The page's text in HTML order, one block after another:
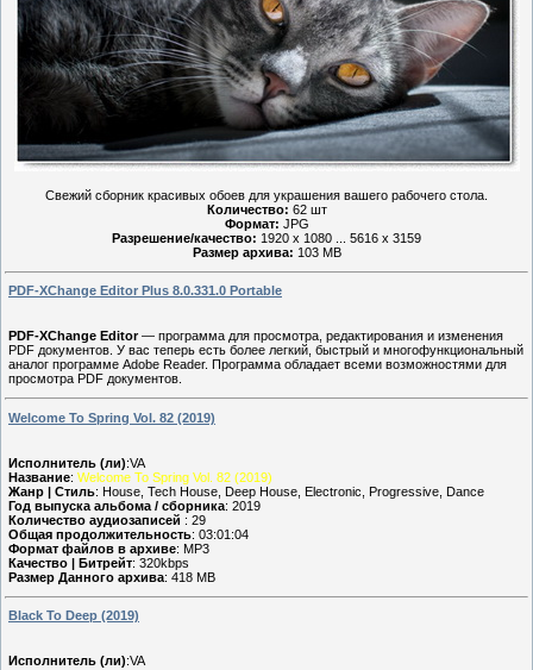
Свежий сборник красивых обоев для украшения вашего рабочего стола.
Количество: 62 шт
Формат: JPG
Разрешение/качество: 1920 x 1080 ... 5616 x 3159
Размер архива: 103 MB
PDF-XChange Editor Plus 8.0.331.0 Portable
PDF-XChange Editor— программа для просмотра, редактирования и изменения
PDF документов. У вас теперь есть более легкий, быстрый и многофункциональный
аналог программе Adobe Reader. Программа обладает всеми возможностями для
просмотра PDF документов.
Welcome To Spring Vol. 82 (2019)
Исполнитель (ли):VA
Название: Welcome To Spring Vol. 82 (2019)
Жанр | Стиль: House, Tech House, Deep House, Electronic, Progressive, Dance
Год выпуска альбома / сборника: 2019
Количество аудиозаписей : 29
Общая продолжительность: 03:01:04
Формат файлов в архиве: MP3
Качество | Битрейт: 320kbps
Размер Данного архива: 418 MB
Black To Deep (2019)
Исполнитель (ли):VA